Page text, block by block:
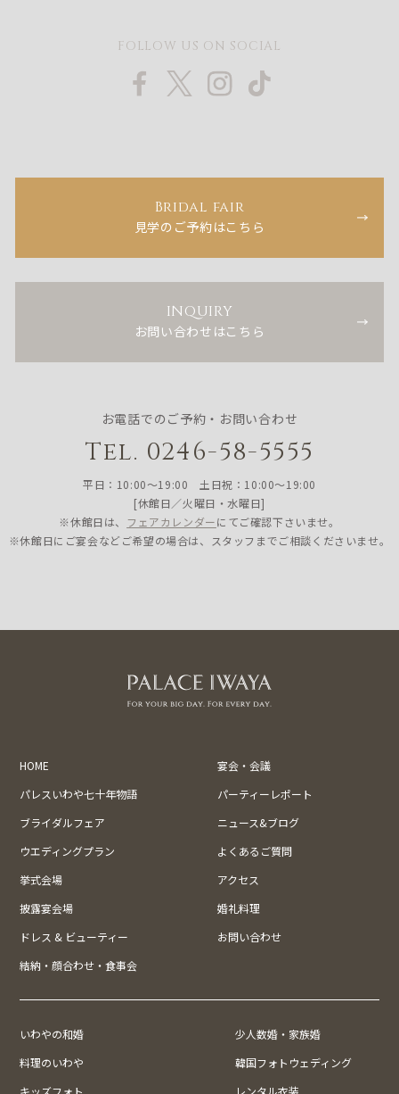
FOLLOW US ON SOCIAL
Bridal fair
見学のご予約はこちら
INQUIRY
お問い合わせはこちら
お電話でのご予約・お問い合わせ
Tel. 0246-58-5555
平日：10:00〜19:00 土日祝：10:00〜19:00
[休館日／火曜日・水曜日]
※休館日は、 フェアカレンダーにてご確認下さいませ。
※休館日にご宴会などご希望の場合は、スタッフまでご相談くださいませ。
HOME
宴会・会議
パレスいわや七十年物語
パーティーレポート
ブライダルフェア
ニュース&ブログ
ウエディングプラン
よくあるご質問
挙式会場
アクセス
披露宴会場
婚礼料理
ドレス & ビューティー
お問い合わせ
結納・顔合わせ・食事会
いわやの和婚
少人数婚・家族婚
料理のいわや
韓国フォトウェディング